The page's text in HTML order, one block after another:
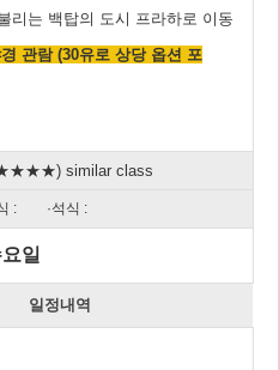
리는 백탑의 도시 프라하로 이동
관람 (30유로 상당 옵션 포
similar class
: ·석식 :
일
일정내역